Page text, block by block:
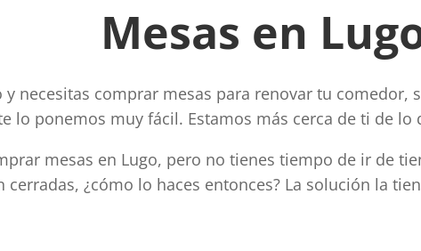
Mesas en
y necesitas comprar mesas para renovar tu comedor,
lo ponemos muy fácil. Estamos más cerca de ti de lo
mesas en Lugo, pero no tienes tiempo de ir de
cerradas, ¿cómo lo haces entonces? La solución la